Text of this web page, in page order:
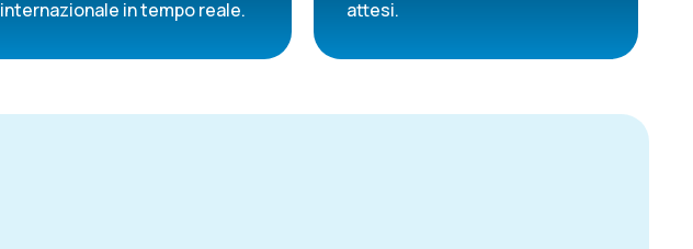
internazionale in tempo reale.
attesi.